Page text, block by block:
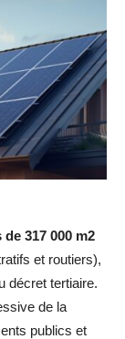
317 000 m2
et routiers),
décret tertiaire.
de la
publics et